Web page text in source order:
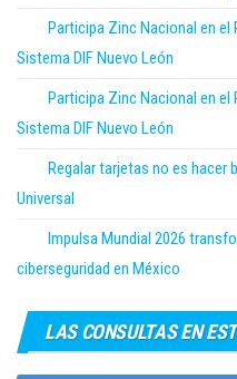
Participa Zinc Nacional en el
Sistema DIF Nuevo León
Participa Zinc Nacional en el
Sistema DIF Nuevo León
Regalar tarjetas no es hacer
Universal
Impulsa Mundial 2026
ciberseguridad en México
LAS CONSULTAS EN